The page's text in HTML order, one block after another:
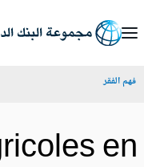
الفقر